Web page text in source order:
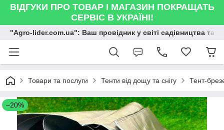
ВІДГУКИ ПРО ТОВАР І МАГАЗИН ПОКРАЩАТЬ
СЕРВІС В УКРАЇНІ!
"Agro-lider.com.ua": Ваш провідник у світі садівництва та
Товари та послуги Тенти від дощу та снігу Тент-
–20%